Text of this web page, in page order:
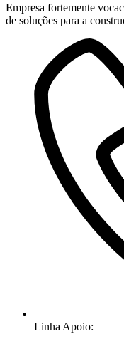
Empresa fortemente
de soluções para a
Linha Apoio: